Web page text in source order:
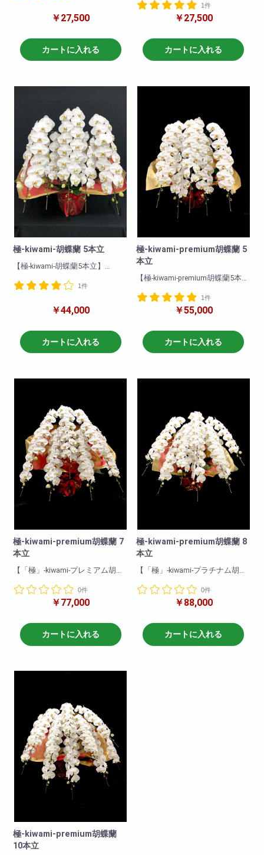
ラストが醸し出す胡蝶蘭特有の
物です。他の色と比べて一際映
え且つ華やかな一品です!就任祝
い・開店祝いにも適していま
￥27,500
カートに入れる
しております。華やかさ花もち
も最高級品です。紅白のコント
優雅さは5本立ちにも匹敵する代
物です。他の色と比べて一際映
え且つ華やかな一品です!就任祝
があります。
1件
￥27,500
カートに入れる
極-kiwami-胡蝶蘭 5本立
【極-kiwami-胡蝶蘭5本立】
蘭!
胡蝶蘭です!
最高級。
まさに「極‐kiwami-」の胡蝶蘭で
1件
￥44,000
カートに入れる
極-kiwami-premium胡蝶蘭 5
本立
【極-kiwami-premium胡蝶蘭5本
biotopがお勧めする最上級胡蝶
胡蝶蘭です!
花付き・花保ちどれをとっても
最高級。
1件
￥55,000
カートに入れる
極-kiwami-premium胡蝶蘭 7
本立
【「極」-kiwami-プレミアム胡蝶
とても縁起がいい7本立の胡蝶蘭
極シリーズは7本立の中でも特に
厳選した胡蝶蘭を選び抜き
大きさや品質などどれをとって
0件
￥77,000
カートに入れる
極-kiwami-premium胡蝶蘭 8
本立
【「極」-kiwami-プラチナム胡蝶
とても縁起がいい8本立の胡蝶蘭
極シリーズは8本立の中でも特に
厳選した胡蝶蘭を選び抜き
大きさや品質などどれをとって
0件
￥88,000
カートに入れる
極-kiwami-premium胡蝶蘭
10本立